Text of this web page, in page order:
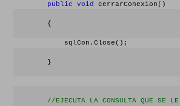
public void cerrarConexion()
        {
            sqlCon.Close();
        }
//EJECUTA LA CONSULTA QUE SE LE